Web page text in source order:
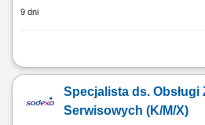
9 dni
Dołącz do zespołu technicznego
transportu bliskiego! Jako Koordynator
ogniwem łączącym zapytania naszych
Twoja praca bezpośrednio wpłynie na
Specjalista ds. Obsługi
Serwisowych (K/M/X)